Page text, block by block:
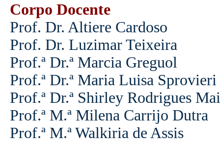
Corpo Docente
Prof. Dr. Altiere Cardoso
Prof. Dr. Luzimar Teixeira
Prof.ª Dr.ª Marcia Greguol
Prof.ª Dr.ª Maria Luisa
Prof.ª Dr.ª Shirley Rodrigues
Prof.ª M.ª Milena Carrijo Dutra
Prof.ª M.ª Walkiria de Assis